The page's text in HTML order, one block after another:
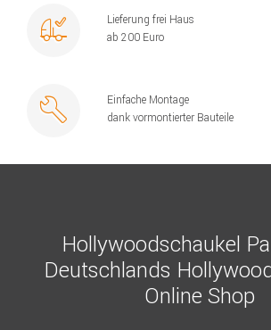
Lieferung frei Haus
ab 200 Euro
Einfache Montage
dank vormontierter Bauteile
Hollywoodschaukel
Deutschlands
Online Shop